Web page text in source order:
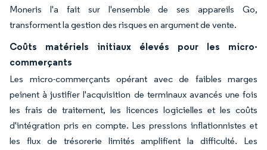
Moneris l'a fait sur l'ensemble de ses appareils Go,
transforment la gestion des risques en argument de vente.
Coûts matériels initiaux élevés pour les micro-
commerçants
Les micro-commerçants opérant avec de faibles marges
peinent à justifier l'acquisition de terminaux avancés une fois
les frais de traitement, les licences logicielles et les coûts
d'intégration pris en compte. Les pressions inflationnistes et
les flux de trésorerie limités amplifient la difficulté. Les